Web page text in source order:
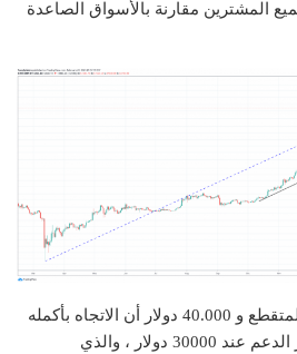
المشترين مقارنة بالأسواق الصاعدة
لا يعني فقدان خط الاتجاه المتقطع و 40.000 دولار أن الاتجاه بأكمله
قد انتهى. يمكن إعادة اختبار الدعم عند 30000 دولار ، والذي